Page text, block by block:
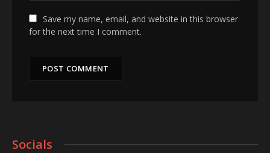
Save my name, email, and website in this browser
for the next time I comment.
Socials